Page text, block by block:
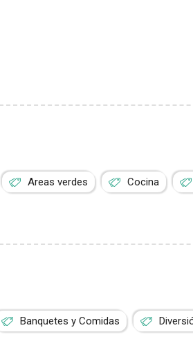
Areas verdes Cocina
Banquetes y Comidas